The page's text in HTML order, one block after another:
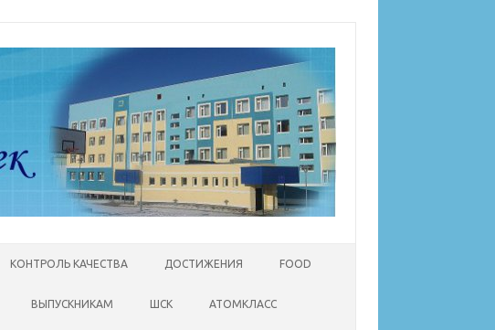
КОНТРОЛЬ КАЧЕСТВА ДОСТИЖЕНИЯ FOOD
ВЫПУСКНИКАМ ШСК АТОМКЛАСС